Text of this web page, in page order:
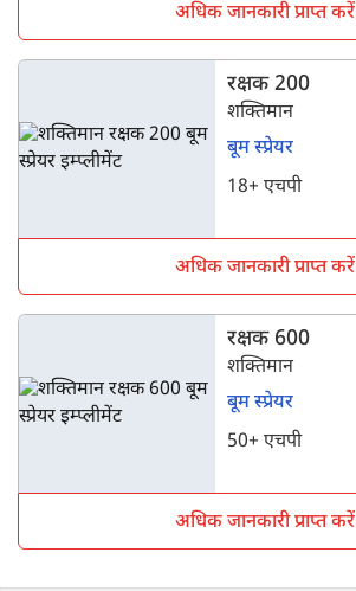
अधिक जानकारी प्राप्त करें
रक्षक 200
शक्तिमान
बूम स्प्रेयर
18+ एचपी
अधिक जानकारी प्राप्त करें
रक्षक 600
शक्तिमान
बूम स्प्रेयर
50+ एचपी
अधिक जानकारी प्राप्त करें